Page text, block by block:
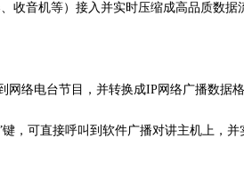
收音机等）接入并实时压缩成高品质数
网络电台节目，并转换成IP网络广播数据
，可直接呼叫到软件广播对讲主机上，